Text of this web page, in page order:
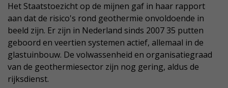
Het Staatstoezicht op de mijnen gaf in haar rapport
aan dat de risico's rond geothermie onvoldoende in
beeld zijn. Er zijn in Nederland sinds 2007 35 putten
geboord en veertien systemen actief, allemaal in de
glastuinbouw. De volwassenheid en organisatiegraad
van de geothermiesector zijn nog gering, aldus de
rijksdienst.